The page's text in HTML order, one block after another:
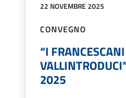
22 NOVEMBRE 2025
CONVEGNO
“I
2025